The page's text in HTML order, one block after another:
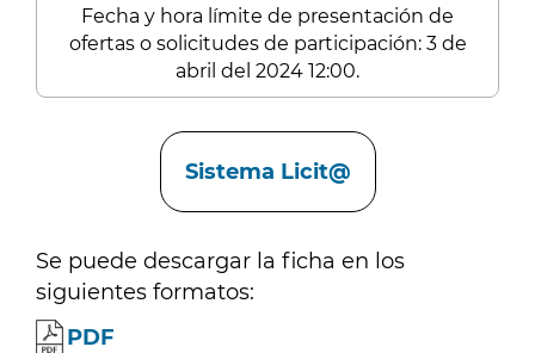
Fecha y hora límite de presentación de
ofertas o solicitudes de participación: 3 de
abril del 2024 12:00.
Sistema Licit@
Se puede descargar la ficha en los
siguientes formatos:
PDF